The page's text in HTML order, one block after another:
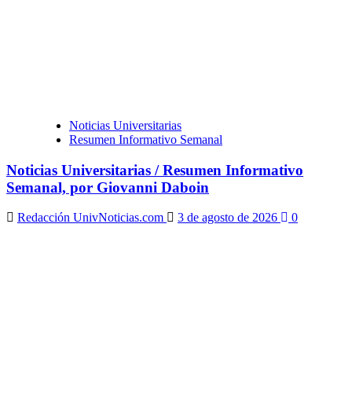
Noticias Universitarias
Resumen Informativo Semanal
Noticias Universitarias / Resumen Informativo
Semanal, por Giovanni Daboin
Redacción UnivNoticias.com 3 de agosto de 2026 0